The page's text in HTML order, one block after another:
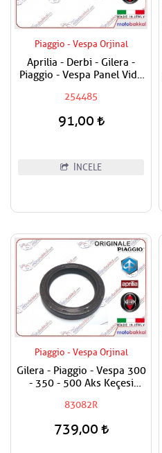
Piaggio - Vespa Orjinal
Aprilia - Derbi - Gilera -
Piaggio - Vespa Panel Vida
254485
91,00
İNCELE
Piaggio - Vespa Orjinal
Gilera - Piaggio - Vespa 300
- 350 - 500 Aks Keçesi
83082R
739,00